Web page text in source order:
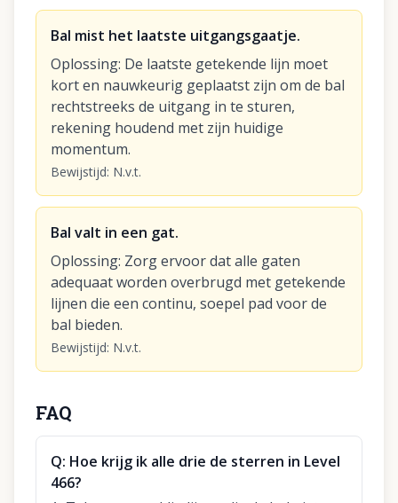
Bal mist het laatste uitgangsgaatje.
Oplossing: De laatste getekende lijn moet
kort en nauwkeurig geplaatst zijn om de bal
rechtstreeks de uitgang in te sturen,
rekening houdend met zijn huidige
momentum.
Bewijstijd: N.v.t.
Bal valt in een gat.
Oplossing: Zorg ervoor dat alle gaten
adequaat worden overbrugd met getekende
lijnen die een continu, soepel pad voor de
bal bieden.
Bewijstijd: N.v.t.
FAQ
Q: Hoe krijg ik alle drie de sterren in Level
466?